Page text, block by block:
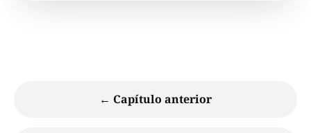
← Capítulo anterior